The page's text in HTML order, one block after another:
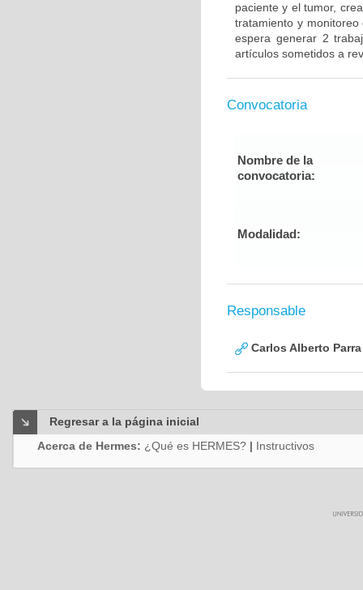
paciente y el tumor,
tratamiento y
espera generar 2
artículos sometidos a
Convocatoria
Nombre de la
convocatoria:
Modalidad:
Responsable
Carlos Alberto
Regresar a la página inicial
Acerca de Hermes: ¿Qué es HERMES? | Instructivos